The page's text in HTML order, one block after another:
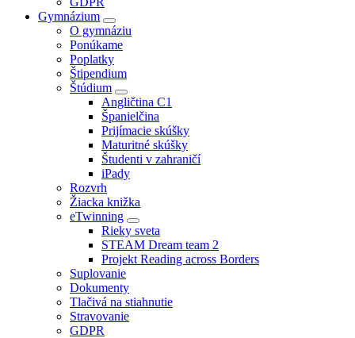
Gymnázium
O gymnáziu
Ponúkame
Poplatky
Štipendium
Štúdium
Angličtina C1
Španielčina
Prijímacie skúšky
Maturitné skúšky
Študenti v zahraničí
iPady
Rozvrh
Žiacka knižka
eTwinning
Rieky sveta
STEAM Dream team 2
Projekt Reading across Borders
Suplovanie
Dokumenty
Tlačivá na stiahnutie
Stravovanie
GDPR